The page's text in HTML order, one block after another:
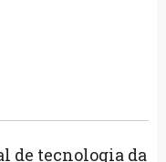
de tecnologia da